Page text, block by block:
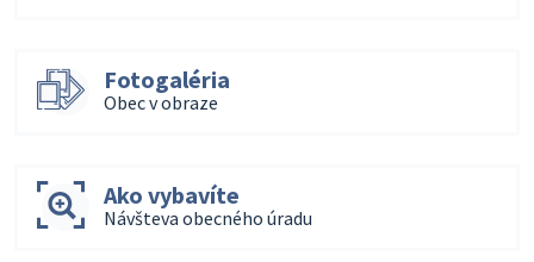
Fotogaléria
Obec v obraze
Ako vybavíte
Návšteva obecného úradu